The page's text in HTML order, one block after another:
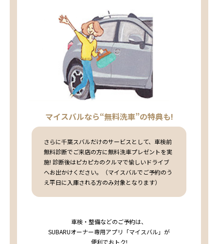
マイスバルなら“無料洗車”の特典も!
さらに千葉スバルだけのサービスとして、車検前
無料診断でご来店の方に無料洗車プレゼントを実
施! 診断後はピカピカのクルマで愉しいドライブ
へお出かけください。（マイスバルでご予約のう
え平日に入庫される方のみ対象となります）
車検・整備などのご予約は、
SUBARUオーナー専用アプリ「マイスバル」が
便利でおトク!